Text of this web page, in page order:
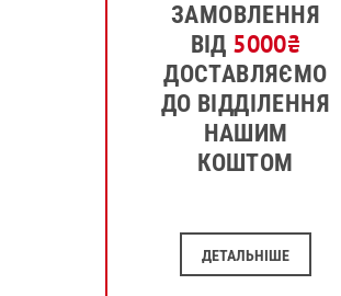
ЗАМОВЛЕННЯ
ВІД 5000₴
ДОСТАВЛЯЄМО
ДО ВІДДІЛЕННЯ
НАШИМ
КОШТОМ
ДЕТАЛЬНІШЕ